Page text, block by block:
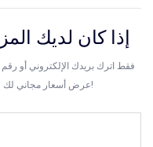
إذا كان لديك
فقط اترك بريدك الإلكتروني أو
عرض أسعار مجاني لك لمجموعة واسعة من التصميمات لدينا!